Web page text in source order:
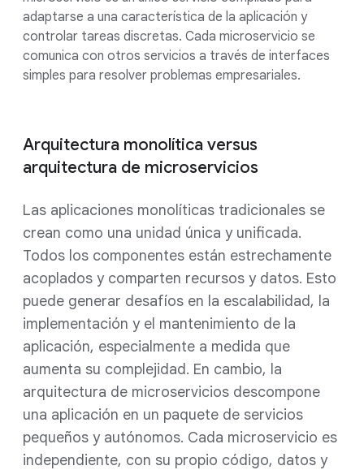
adaptarse a una característica de la aplicación y
controlar tareas discretas. Cada microservicio se
comunica con otros servicios a través de interfaces
simples para resolver problemas empresariales.
Arquitectura monolítica versus
arquitectura de microservicios
Las aplicaciones monolíticas tradicionales se
crean como una unidad única y unificada.
Todos los componentes están estrechamente
acoplados y comparten recursos y datos. Esto
puede generar desafíos en la escalabilidad, la
implementación y el mantenimiento de la
aplicación, especialmente a medida que
aumenta su complejidad. En cambio, la
arquitectura de microservicios descompone
una aplicación en un paquete de servicios
pequeños y autónomos. Cada microservicio es
independiente, con su propio código, datos y